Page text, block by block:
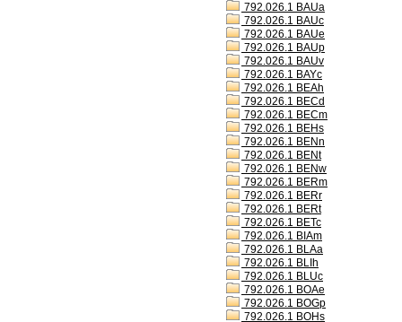
792.026.1 BAUa
792.026.1 BAUc
792.026.1 BAUe
792.026.1 BAUp
792.026.1 BAUv
792.026.1 BAYc
792.026.1 BEAh
792.026.1 BECd
792.026.1 BECm
792.026.1 BEHs
792.026.1 BENn
792.026.1 BENt
792.026.1 BENw
792.026.1 BERm
792.026.1 BERr
792.026.1 BERt
792.026.1 BETc
792.026.1 BIAm
792.026.1 BLAa
792.026.1 BLIh
792.026.1 BLUc
792.026.1 BOAe
792.026.1 BOGp
792.026.1 BOHs